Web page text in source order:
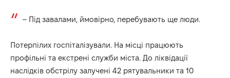
– Під завалами, ймовірно, перебувають ще люди.
Потерпілих госпіталізували. На місці працюють
профільні та екстрені служби міста. До ліквідації
наслідків обстрілу залучені 42 рятувальники та 10